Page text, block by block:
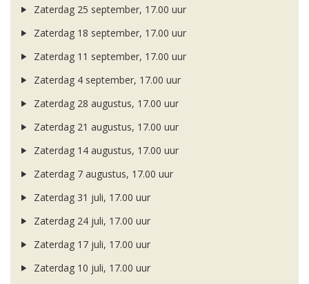
Zaterdag 25 september, 17.00 uur
Zaterdag 18 september, 17.00 uur
Zaterdag 11 september, 17.00 uur
Zaterdag 4 september, 17.00 uur
Zaterdag 28 augustus, 17.00 uur
Zaterdag 21 augustus, 17.00 uur
Zaterdag 14 augustus, 17.00 uur
Zaterdag 7 augustus, 17.00 uur
Zaterdag 31 juli, 17.00 uur
Zaterdag 24 juli, 17.00 uur
Zaterdag 17 juli, 17.00 uur
Zaterdag 10 juli, 17.00 uur